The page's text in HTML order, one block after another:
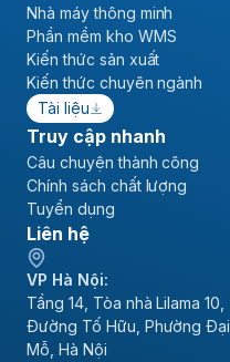
Nhà máy thông minh
Phần mềm kho WMS
Kiến thức sản xuất
Kiến thức chuyên ngành
Tài liệu
Truy cập nhanh
Câu chuyện thành công
Chính sách chất lượng
Tuyển dụng
Liên hệ
VP Hà Nội:
Tầng 14, Tòa nhà Lilama 10,
Đường Tố Hữu, Phường Đại
Mỗ, Hà Nội